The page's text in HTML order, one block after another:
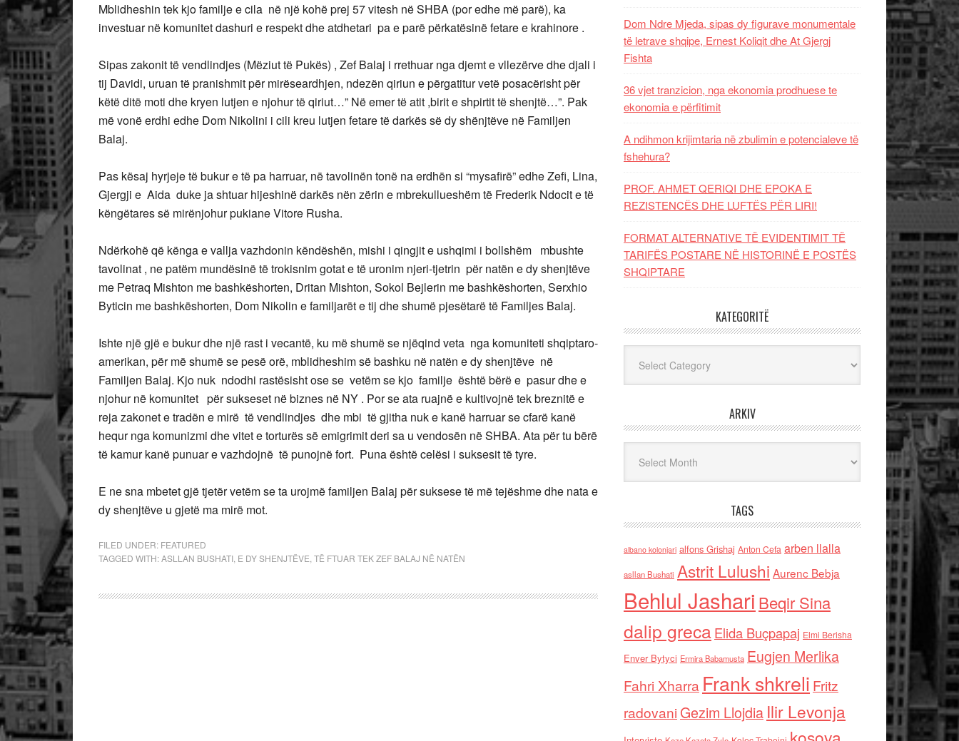
Mblidheshin tek kjo familje e cila në një kohë prej 57 vitesh në SHBA (por edhe më parë), ka
investuar në komunitet dashuri e respekt dhe atdhetari pa e parë përkatësinë fetare e krahinore .
Sipas zakonit të vendlindjes (Mëziut të Pukës) , Zef Balaj i rrethuar nga djemt e vllezërve dhe djali i
tij Davidi, uruan të pranishmit për mirëseardhjen, ndezën qiriun e përgatitur vetë posacërisht për
këtë ditë moti dhe kryen lutjen e njohur të qiriut…” Në emer të atit ,birit e shpirtit të shenjtë…”. Pak
më vonë erdhi edhe Dom Nikolini i cili kreu lutjen fetare të darkës së dy shënjtëve në Familjen
Balaj.
Pas kësaj hyrjeje të bukur e të pa harruar, në tavolinën tonë na erdhën si “mysafirë” edhe Zefi, Lina,
Gjergji e Aida duke ja shtuar hijeshinë darkës nën zërin e mbrekullueshëm të Frederik Ndocit e të
këngëtares së mirënjohur pukiane Vitore Rusha.
Ndërkohë që kënga e vallja vazhdonin këndëshën, mishi i qingjit e ushqimi i bollshëm mbushte
tavolinat , ne patëm mundësinë të trokisnim gotat e të uronim njeri-tjetrin për natën e dy shenjtëve
me Petraq Mishton me bashkëshorten, Dritan Mishton, Sokol Bejlerin me bashkëshorten, Serxhio
Byticin me bashkëshorten, Dom Nikolin e familjarët e tij dhe shumë pjesëtarë të Familjes Balaj.
Ishte një gjë e bukur dhe një rast i vecantë, ku më shumë se njëqind veta nga komuniteti shqiptaro-
amerikan, për më shumë se pesë orë, mblidheshim së bashku në natën e dy shenjtëve në
Familjen Balaj. Kjo nuk ndodhi rastësisht ose se vetëm se kjo familje është bërë e pasur dhe e
njohur në komunitet për sukseset në biznes në NY . Por se ata ruajnë e kultivojnë tek breznitë e
reja zakonet e tradën e mirë të vendlindjes dhe mbi të gjitha nuk e kanë harruar se cfarë kanë
hequr nga komunizmi dhe vitet e torturës së emigrimit deri sa u vendosën në SHBA. Ata për tu bërë
të kamur kanë punuar e vazhdojnë të punojnë fort. Puna është celësi i suksesit të tyre.
E ne sna mbetet gjë tjetër vetëm se ta urojmë familjen Balaj për suksese të më tejëshme dhe nata e
dy shenjtëve u gjetë ma mirë mot.
FILED UNDER: FEATURED
TAGGED WITH:ASLLAN BUSHATI E DY SHENJTËVE TË FTUAR TEK ZEF BALAJ NË NATËN
Dom Ndre Mjeda, sipas dy figurave monumentale
të letrave shqipe, Ernest Koliqit dhe At Gjergj
Fishta
36 vjet tranzicion, nga ekonomia prodhuese te
ekonomia e përfitimit
A ndihmon krijimtaria në zbulimin e potencialeve të
fshehura?
PROF. AHMET QERIQI DHE EPOKA E
REZISTENCЁS DHE LUFTЁS PЁR LIRI!
FORMAT ALTERNATIVE TË EVIDENTIMIT TË
TARIFËS POSTARE NË HISTORINË E POSTËS
SHQIPTARE
KATEGORITË
ARKIV
TAGS
albano kolonjari alfons Grishaj Anton Cefa arben llalla
asllan Bushati Astrit Lulushi Aurenc Bebja
Behlul Jashari Beqir Sina
dalip grecaElida Buçpapaj Elmi Berisha
Enver Bytyci Ermira Babamusta Eugjen Merlika
Fahri Xharra Frank shkreli Fritz
radovaniGezim Llojdia Ilir Levonja